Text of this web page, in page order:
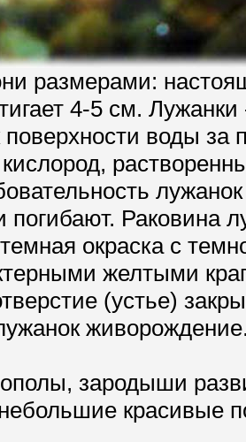
размерами:
4-5 см.
поверхности воды
погибают. Раковина
окраска с
желтыми
(устье)
зародыши
красивые